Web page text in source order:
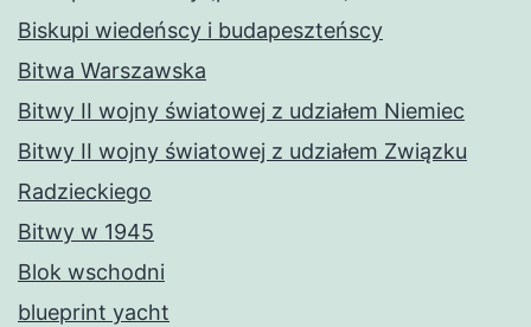
Biskupi wiedeńscy i budapeszteńscy
Bitwa Warszawska
Bitwy II wojny światowej z udziałem Niemiec
Bitwy II wojny światowej z udziałem Związku
Radzieckiego
Bitwy w 1945
Blok wschodni
blueprint yacht